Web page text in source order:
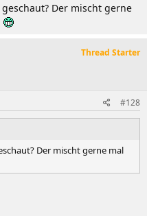
Der mischt gerne
Thread Starter
#128
Der mischt gerne mal